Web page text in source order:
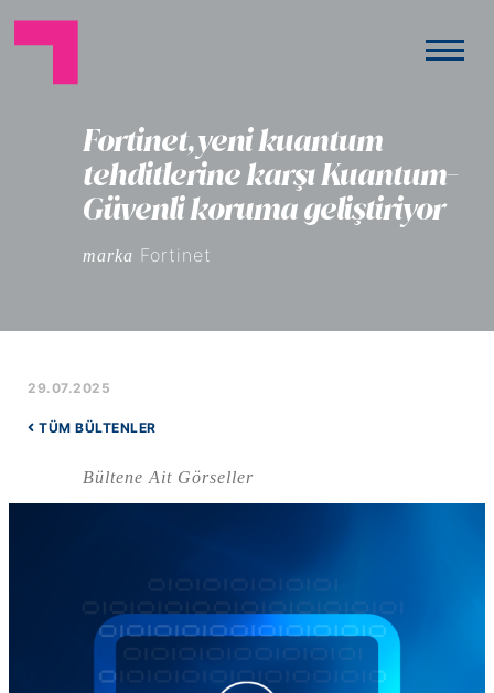
Fortinet, yeni kuantum
tehditlerine karşı Kuantum-
Güvenli koruma geliştiriyor
marka Fortinet
29.07.2025
TÜM BÜLTENLER
Bültene Ait Görseller